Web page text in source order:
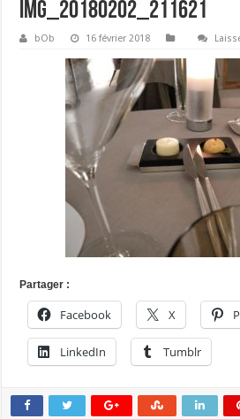
IMG_20180202_211621
bOb 16 février 2018
Partager :
Facebook X
LinkedIn Tumblr